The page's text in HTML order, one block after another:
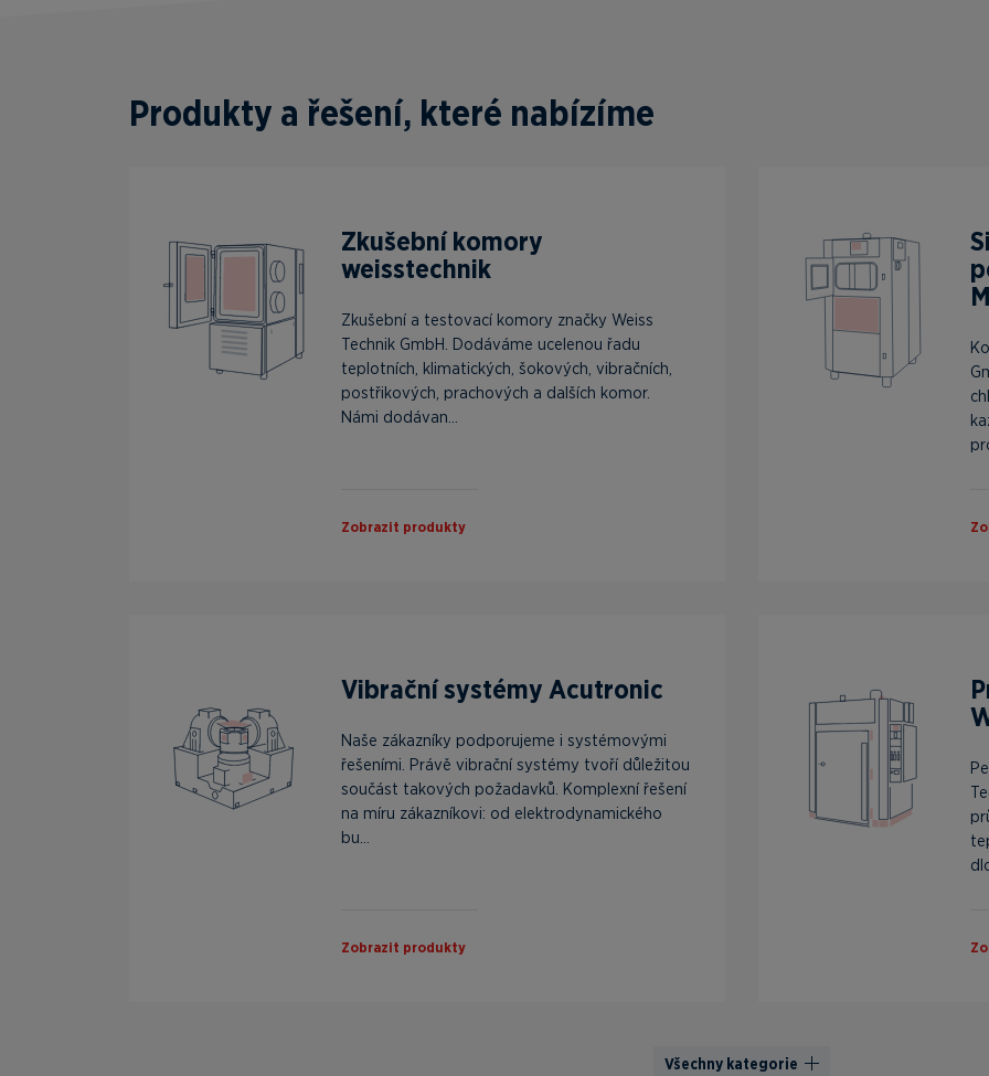
Produkty a řešení, které nabízíme
Zkušební komory
weisstechnik
Zkušební a testovací komory značky Weiss
Technik GmbH. Dodáváme ucelenou řadu
teplotních, klimatických, šokových, vibračních,
postřikových, prachových a dalších komor.
Námi dodávan...
Zobrazit produkty
Vibrační systémy Acutronic
Naše zákazníky podporujeme i systémovými
řešeními. Právě vibrační systémy tvoří důležitou
součást takových požadavků. Komplexní řešení
na míru zákazníkovi: od elektrodynamického
bu...
Zobrazit produkty
Všechny kategorie